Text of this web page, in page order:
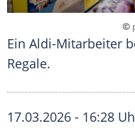
©
Ein Aldi-Mitarbeiter
Regale.
17.03.2026 - 16:28